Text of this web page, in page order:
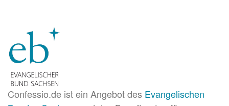
Confessio.de ist ein Angebot des Evangelischen